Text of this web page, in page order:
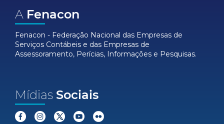
A Fenacon
Fenacon - Federação Nacional das Empresas de
Serviços Contábeis e das Empresas de
Assessoramento, Perícias, Informações e Pesquisas.
Mídias Sociais